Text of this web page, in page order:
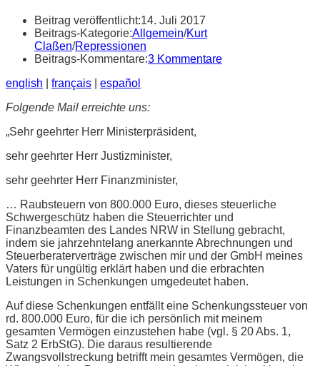
Beitrag veröffentlicht:14. Juli 2017
Beitrags-Kategorie:Allgemein/Kurt
Claßen/Repressionen
Beitrags-Kommentare:3 Kommentare
english
français
español
Folgende Mail erreichte uns:
„Sehr geehrter Herr Ministerpräsident,
sehr geehrter Herr Justizminister,
sehr geehrter Herr Finanzminister,
… Raubsteuern von 800.000 Euro, dieses steuerliche
Schwergeschütz haben die Steuerrichter und
Finanzbeamten des Landes NRW in Stellung gebracht,
indem sie jahrzehntelang anerkannte Abrechnungen und
Steuerberaterverträge zwischen mir und der GmbH meines
Vaters für ungültig erklärt haben und die erbrachten
Leistungen in Schenkungen umgedeutet haben.
Auf diese Schenkungen entfällt eine Schenkungssteuer von
rd. 800.000 Euro, für die ich persönlich mit meinem
gesamten Vermögen einzustehen habe (vgl. § 20 Abs. 1,
Satz 2 ErbStG). Die daraus resultierende
Zwangsvollstreckung betrifft mein gesamtes Vermögen, die